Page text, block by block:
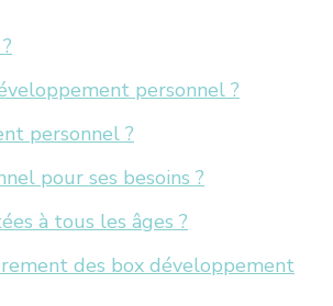
personnel ?
personnel ?
pour ses besoins ?
à tous les âges ?
des box développement